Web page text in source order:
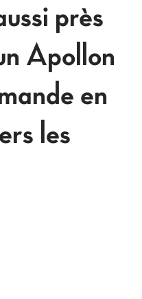
près
Apollon
en
les